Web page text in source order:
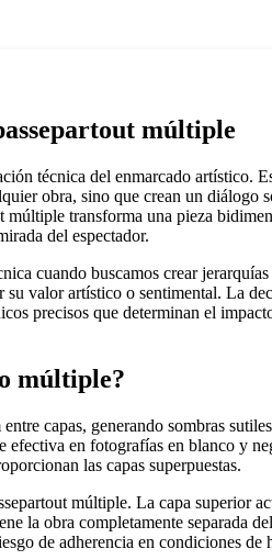
múltiple
técnica del enmarcado artístico.
obra, sino que crean un diálogo
transforma una pieza
del espectador.
cuando buscamos crear
valor artístico o sentimental. La
precisos que determinan el
múltiple?
capas, generando sombras
efectiva en fotografías en blanco y
las capas superpuestas.
múltiple. La capa superior
la obra completamente separada
de adherencia en condiciones de